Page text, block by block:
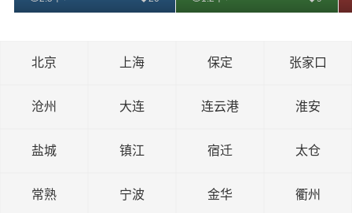
华区危险品专线
险品专线
北京 上海 保定 张家口
沧州 大连 连云港 淮安
盐城 镇江 宿迁 太仓
常熟 宁波 金华 衢州